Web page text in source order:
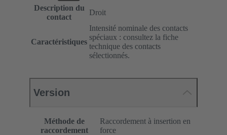
Description du
contact
Droit
Caractéristiques
Intensité nominale des contacts
spéciaux : consultez la fiche
technique des contacts
sélectionnés.
Version
Méthode de
raccordement
Raccordement à insertion en
force